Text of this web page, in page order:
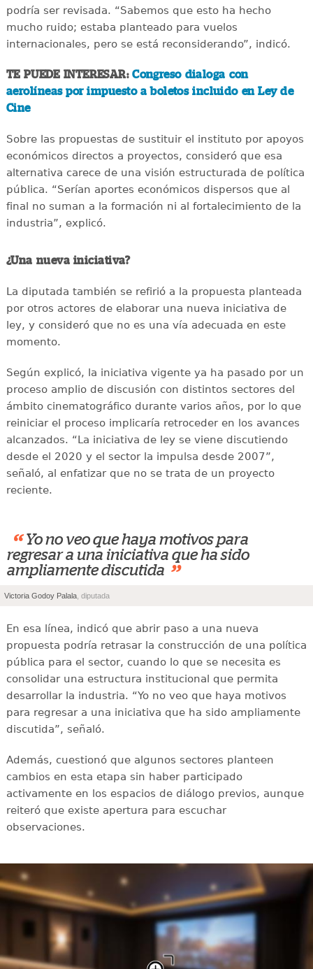
podría ser revisada. “Sabemos que esto ha hecho
mucho ruido; estaba planteado para vuelos
internacionales, pero se está reconsiderando”, indicó.
TE PUEDE INTERESAR:Congreso dialoga con
aerolíneas por impuesto a boletos incluido en Ley de
Cine
Sobre las propuestas de sustituir el instituto por apoyos
económicos directos a proyectos, consideró que esa
alternativa carece de una visión estructurada de política
pública. “Serían aportes económicos dispersos que al
final no suman a la formación ni al fortalecimiento de la
industria”, explicó.
¿Una nueva iniciativa?
La diputada también se refirió a la propuesta planteada
por otros actores de elaborar una nueva iniciativa de
ley, y consideró que no es una vía adecuada en este
momento.
Según explicó, la iniciativa vigente ya ha pasado por un
proceso amplio de discusión con distintos sectores del
ámbito cinematográfico durante varios años, por lo que
reiniciar el proceso implicaría retroceder en los avances
alcanzados. “La iniciativa de ley se viene discutiendo
desde el 2020 y el sector la impulsa desde 2007”,
señaló, al enfatizar que no se trata de un proyecto
reciente.
“ Yo no veo que haya motivos para
regresar a una iniciativa que ha sido
ampliamente discutida ”
Victoria Godoy Palala , diputada
En esa línea, indicó que abrir paso a una nueva
propuesta podría retrasar la construcción de una política
pública para el sector, cuando lo que se necesita es
consolidar una estructura institucional que permita
desarrollar la industria. “Yo no veo que haya motivos
para regresar a una iniciativa que ha sido ampliamente
discutida”, señaló.
Además, cuestionó que algunos sectores planteen
cambios en esta etapa sin haber participado
activamente en los espacios de diálogo previos, aunque
reiteró que existe apertura para escuchar
observaciones.